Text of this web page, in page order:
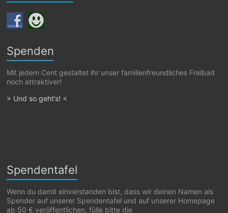
Spenden
Mit jedem Cent gestaltet ihr unser familienfreundliches Freibad
noch attraktiver!
> Und so geht’s! <
Spendentafel
Wenn du damit einverstanden bist, dass wir deinen Namen als
Spender auf unserer Spendentafel und auf unserer Homepage
ab 50 € veröffentlichen, fülle bitte die